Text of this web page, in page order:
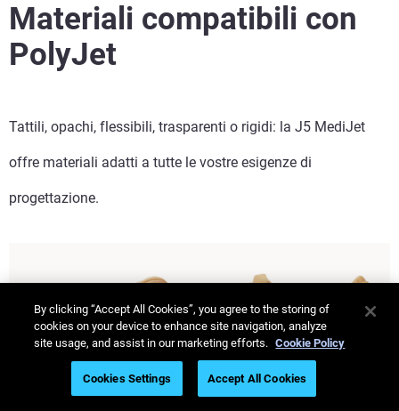
Materiali compatibili con
PolyJet
Tattili, opachi, flessibili, trasparenti o rigidi: la J5 MediJet
offre materiali adatti a tutte le vostre esigenze di
progettazione.
By clicking “Accept All Cookies”, you agree to the storing of
cookies on your device to enhance site navigation, analyze
site usage, and assist in our marketing efforts. Cookie Policy
Cookies Settings Accept All Cookies